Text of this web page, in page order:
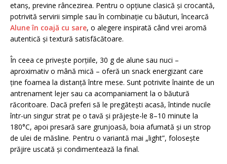
etanș, previne râncezirea. Pentru o opțiune clasică și crocantă,
potrivită servirii simple sau în combinație cu băuturi, încearcă
Alune în coajă cu sare, o alegere inspirată când vrei aromă
autentică și textură satisfăcătoare.
În ceea ce privește porțiile, 30 g de alune sau nuci –
aproximativ o mână mică – oferă un snack energizant care
ține foamea la distanță între mese. Sunt potrivite înainte de un
antrenament lejer sau ca acompaniament la o băutură
răcoritoare. Dacă preferi să le pregătești acasă, întinde nucile
într-un singur strat pe o tavă și prăjește-le 8–10 minute la
180°C, apoi presară sare grunjoasă, boia afumată și un strop
de ulei de măsline. Pentru o variantă mai „light”, folosește
prăjire uscată și condimentează la final.